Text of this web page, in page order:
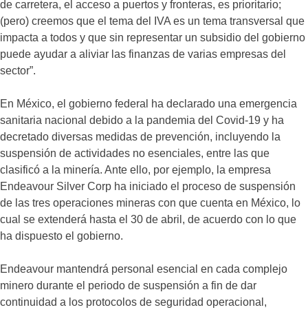
de carretera, el acceso a puertos y fronteras, es prioritario;
(pero) creemos que el tema del IVA es un tema transversal que
impacta a todos y que sin representar un subsidio del gobierno
puede ayudar a aliviar las finanzas de varias empresas del
sector”.
En México, el gobierno federal ha declarado una emergencia
sanitaria nacional debido a la pandemia del Covid-19 y ha
decretado diversas medidas de prevención, incluyendo la
suspensión de actividades no esenciales, entre las que
clasificó a la minería. Ante ello, por ejemplo, la empresa
Endeavour Silver Corp ha iniciado el proceso de suspensión
de las tres operaciones mineras con que cuenta en México, lo
cual se extenderá hasta el 30 de abril, de acuerdo con lo que
ha dispuesto el gobierno.
Endeavour mantendrá personal esencial en cada complejo
minero durante el periodo de suspensión a fin de dar
continuidad a los protocolos de seguridad operacional,